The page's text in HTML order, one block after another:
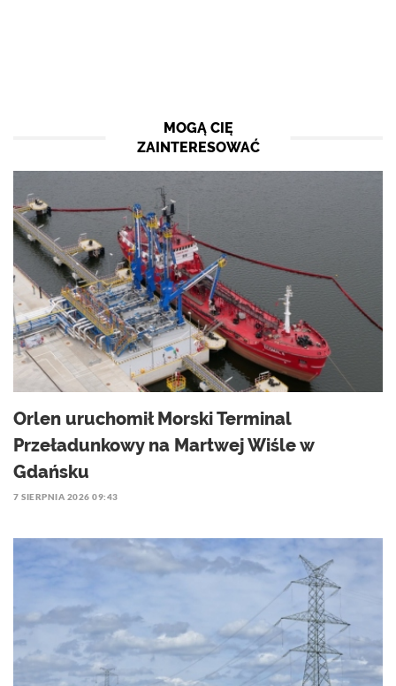
MOGĄ CIĘ
ZAINTERESOWAĆ
Orlen uruchomił Morski Terminal
Przeładunkowy na Martwej Wiśle w
Gdańsku
7 SIERPNIA 2026 09:43